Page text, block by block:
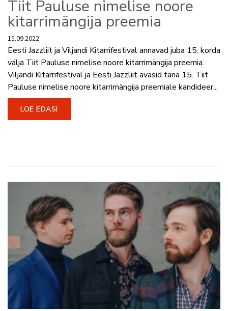
Tiit Pauluse nimelise noore
kitarrimängija preemia
15.09.2022
Eesti Jazzliit ja Viljandi Kitarrifestival annavad juba 15. korda
välja Tiit Pauluse nimelise noore kitarrimängija preemia.
Viljandi Kitarrifestival ja Eesti Jazzliit avasid täna 15. Tiit
Pauluse nimelise noore kitarrimängija preemiale kandideer...
LOE EDASI